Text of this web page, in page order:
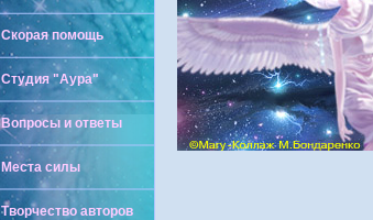
Скорая помощь
Студия "Аура"
Вопросы и ответы
Места силы
Творчество авторов